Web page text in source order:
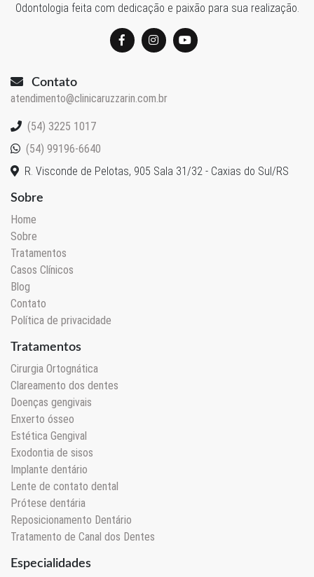
Odontologia feita com dedicação e paixão para sua realização.
Contato
atendimento@clinicaruzzarin.com.br
(54) 3225 1017
(54) 99196-6640
R. Visconde de Pelotas, 905 Sala 31/32 - Caxias do Sul/RS
Sobre
Home
Sobre
Tratamentos
Casos Clínicos
Blog
Contato
Política de privacidade
Tratamentos
Cirurgia Ortognática
Clareamento dos dentes
Doenças gengivais
Enxerto ósseo
Estética Gengival
Exodontia de sisos
Implante dentário
Lente de contato dental
Prótese dentária
Reposicionamento Dentário
Tratamento de Canal dos Dentes
Especialidades